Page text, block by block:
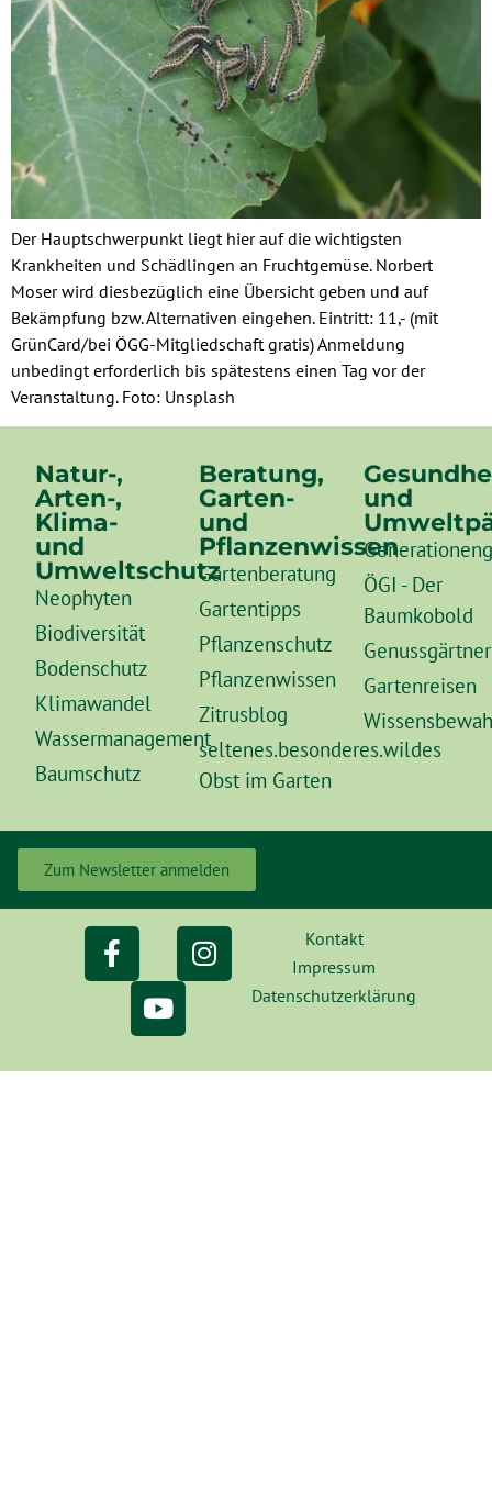
Der Hauptschwerpunkt liegt hier auf die wichtigsten
Krankheiten und Schädlingen an Fruchtgemüse. Norbert
Moser wird diesbezüglich eine Übersicht geben und auf
Bekämpfung bzw. Alternativen eingehen. Eintritt: 11,- (mit
GrünCard/bei ÖGG-Mitgliedschaft gratis) Anmeldung
unbedingt erforderlich bis spätestens einen Tag vor der
Veranstaltung. Foto: Unsplash
Natur-,
Arten-,
Klima-
und
Umweltschutz
Neophyten
Biodiversität
Bodenschutz
Klimawandel
Wassermanagement
Baumschutz
Beratung,
Garten-
und
Pflanzenwissen
Gartenberatung
Gartentipps
Pflanzenschutz
Pflanzenwissen
Zitrusblog
seltenes.besonderes.wildes
Obst im Garten
und
ÖGI - Der
Baumkobold
Gartenreisen
Zum Newsletter anmelden
Kontakt
Impressum
Datenschutzerklärung